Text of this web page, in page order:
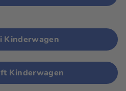
Kinderwagen
Kinderwagen